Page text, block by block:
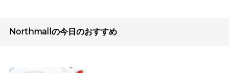
Northmallの今日のおすすめ